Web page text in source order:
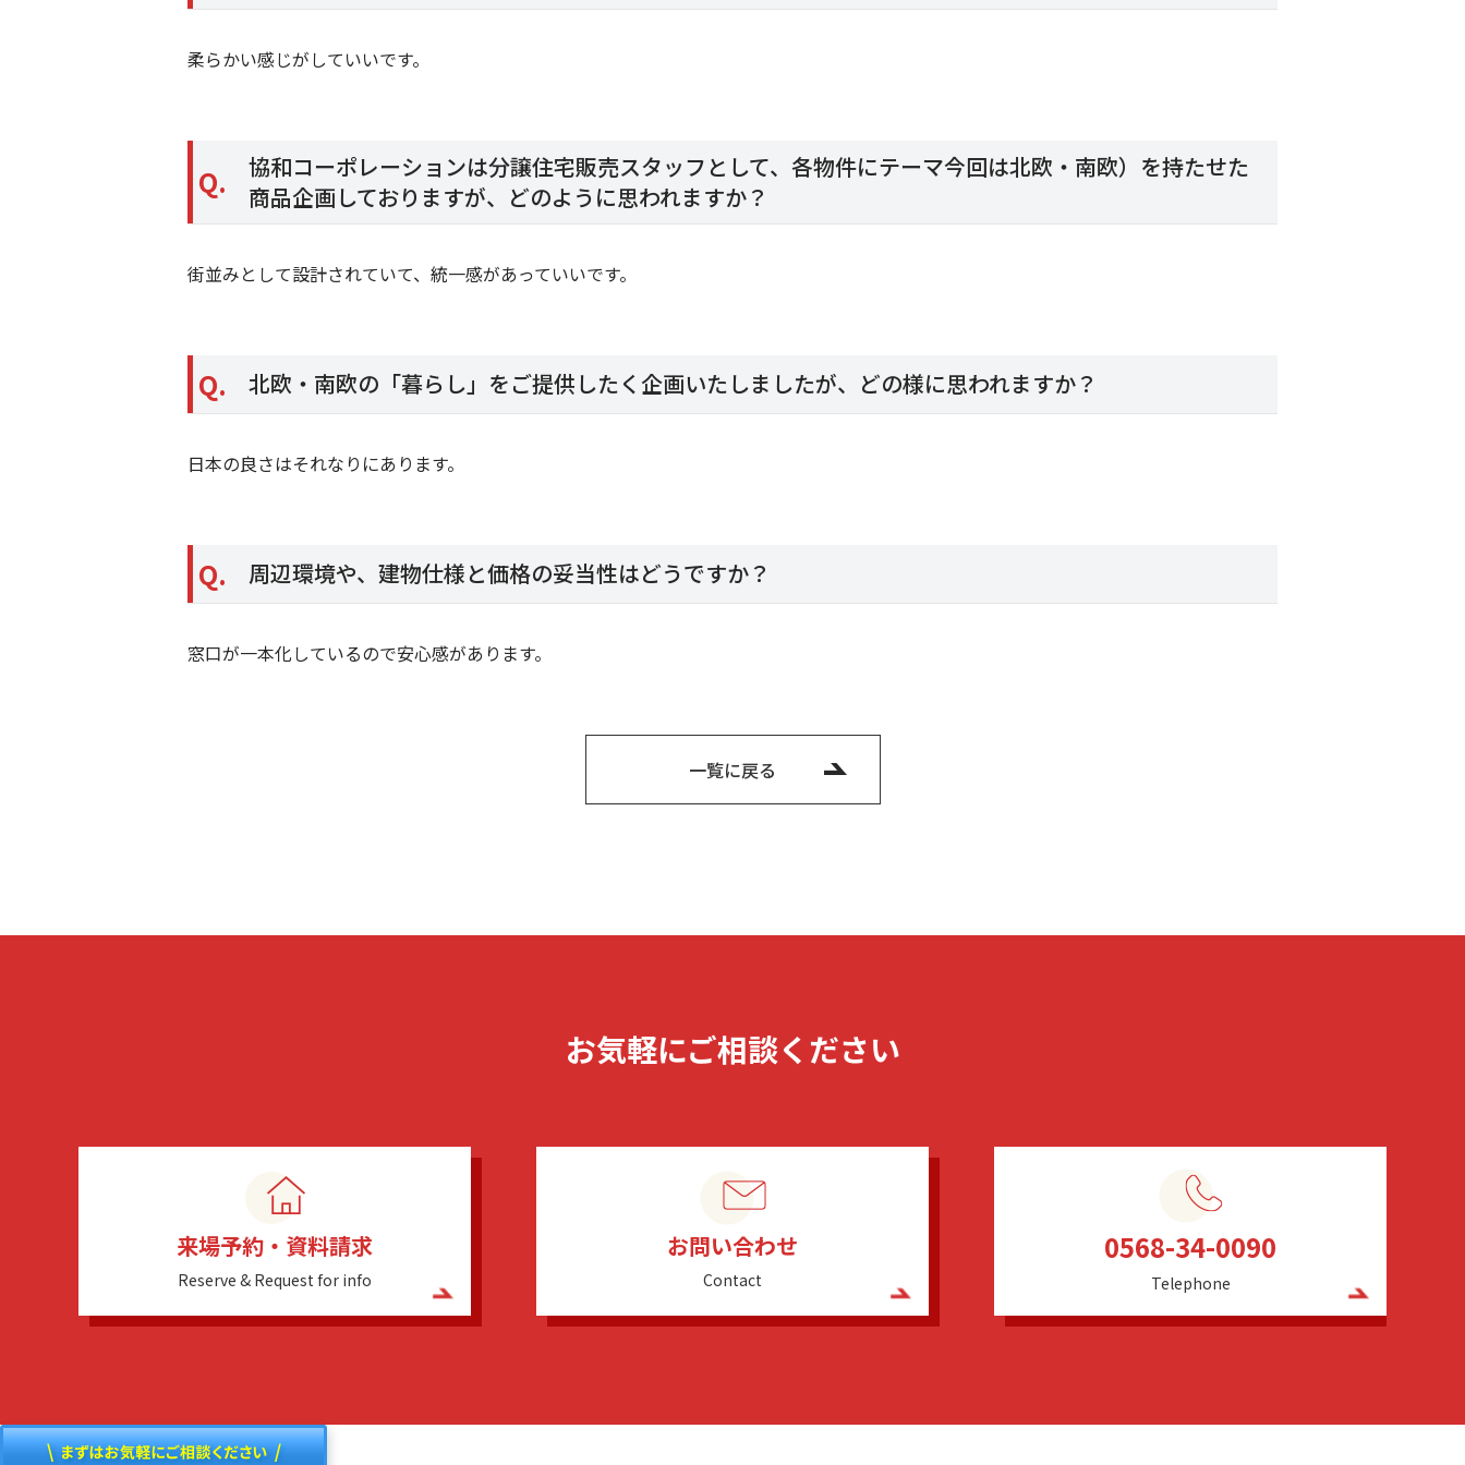
柔らかい感じがしていいです。
Q.
協和コーポレーションは分譲住宅販売スタッフとして、各物件にテーマ今回は北欧・南欧）を持たせた
商品企画しておりますが、どのように思われますか？
街並みとして設計されていて、統一感があっていいです。
Q. 北欧・南欧の「暮らし」をご提供したく企画いたしましたが、どの様に思われますか？
日本の良さはそれなりにあります。
Q. 周辺環境や、建物仕様と価格の妥当性はどうですか？
窓口が一本化しているので安心感があります。
一覧に戻る
お気軽にご相談ください
来場予約・資料請求
Reserve & Request for info
お問い合わせ
Contact
0568-34-0090
Telephone